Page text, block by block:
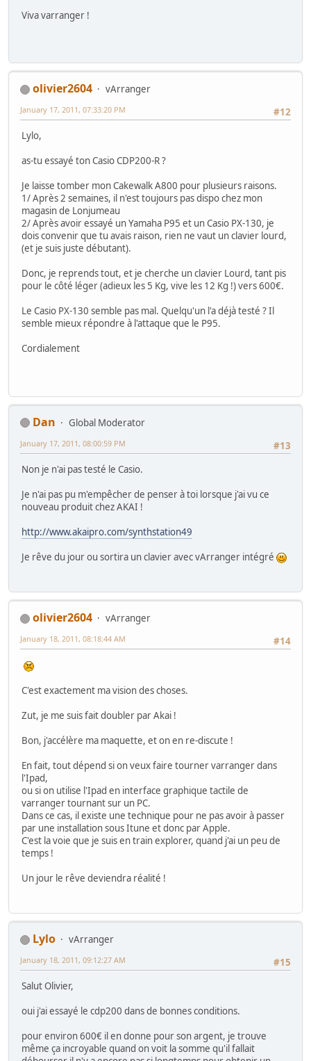
Viva varranger !
olivier2604
vArranger
#12
January 17, 2011, 07:33:20 PM
Lylo,
as-tu essayé ton Casio CDP200-R ?
Je laisse tomber mon Cakewalk A800 pour plusieurs raisons.
1/ Après 2 semaines, il n'est toujours pas dispo chez mon
magasin de Lonjumeau
2/ Après avoir essayé un Yamaha P95 et un Casio PX-130, je
dois convenir que tu avais raison, rien ne vaut un clavier lourd,
(et je suis juste débutant).
Donc, je reprends tout, et je cherche un clavier Lourd, tant pis
pour le côté léger (adieux les 5 Kg, vive les 12 Kg !) vers 600€.
Le Casio PX-130 semble pas mal. Quelqu'un l'a déjà testé ? Il
semble mieux répondre à l'attaque que le P95.
Cordialement
Dan
Global Moderator
#13
January 17, 2011, 08:00:59 PM
Non je n'ai pas testé le Casio.
Je n'ai pas pu m'empêcher de penser à toi lorsque j'ai vu ce
nouveau produit chez AKAI !
http://www.akaipro.com/synthstation49
Je rêve du jour ou sortira un clavier avec vArranger intégré
olivier2604
vArranger
#14
January 18, 2011, 08:18:44 AM
C'est exactement ma vision des choses.
Zut, je me suis fait doubler par Akai !
Bon, j'accélère ma maquette, et on en re-discute !
En fait, tout dépend si on veux faire tourner varranger dans
l'Ipad,
ou si on utilise l'Ipad en interface graphique tactile de
varranger tournant sur un PC.
Dans ce cas, il existe une technique pour ne pas avoir à passer
par une installation sous Itune et donc par Apple.
C'est la voie que je suis en train explorer, quand j'ai un peu de
temps !
Un jour le rêve deviendra réalité !
Lylo
vArranger
#15
January 18, 2011, 09:12:27 AM
Salut Olivier,
oui j'ai essayé le cdp200 dans de bonnes conditions.
pour environ 600€ il en donne pour son argent, je trouve
même ça incroyable quand on voit la somme qu'il fallait